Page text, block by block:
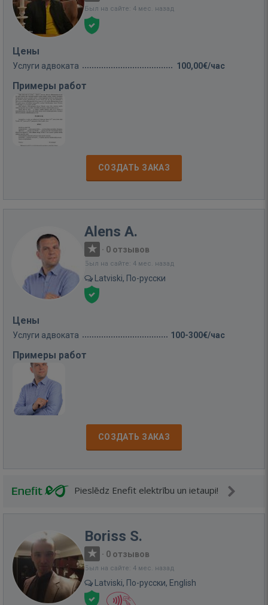
Был на сайте: 4 мес. назад
Цены
Услуги адвоката 100,00€/час
Примеры работ
СОЗДАТЬ ЗАКАЗ
Alens A.
· 0 отзывов
Был на сайте: 4 мес. назад
Latviski, По-русски
Цены
Услуги адвоката 100-300€/час
Примеры работ
СОЗДАТЬ ЗАКАЗ
Pieslēdz Enefit elektrību un ietaupi!
Boriss S.
· 0 отзывов
Был на сайте: 4 мес. назад
Latviski, По-русски, English